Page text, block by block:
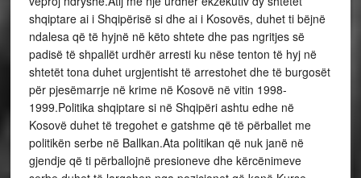
shqiptare ai i Shqipërisë si dhe ai i Kosovës, duhet ti bëjnë
ndalesa që të hyjnë në këto shtete dhe pas ngritjes së
padisë të shpallët urdhër arresti ku nëse tenton të hyj në
shtetët tona duhet urgjentisht të arrestohet dhe të burgosët
për pjesëmarrje në krime në Kosovë në vitin 1998-
1999.Politika shqiptare si në Shqipëri ashtu edhe në
Kosovë duhet të tregohet e gatshme që të përballet me
politikën serbe në Ballkan.Ata politikan që nuk janë në
gjendje që ti përballojnë presioneve dhe kërcënimeve